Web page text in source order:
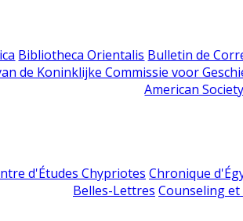
Bibliotheca Orientalis Bulletin de
de Koninklijke Commissie voor
American
d'Études Chypriotes Chronique
Belles-Lettres Counseling